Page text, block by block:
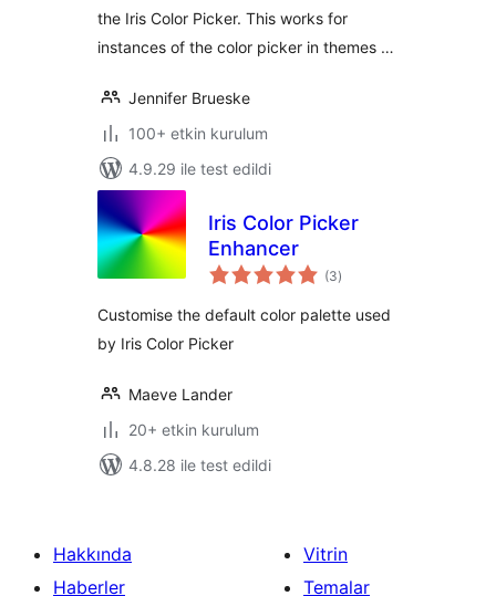
the Iris Color Picker. This works for
instances of the color picker in themes …
Jennifer Brueske
100+ etkin kurulum
4.9.29 ile test edildi
Iris Color Picker
Enhancer
(3toplam
puan
)
Customise the default color palette used
by Iris Color Picker
Maeve Lander
20+ etkin kurulum
4.8.28 ile test edildi
Hakkında
Haberler
Vitrin
Temalar